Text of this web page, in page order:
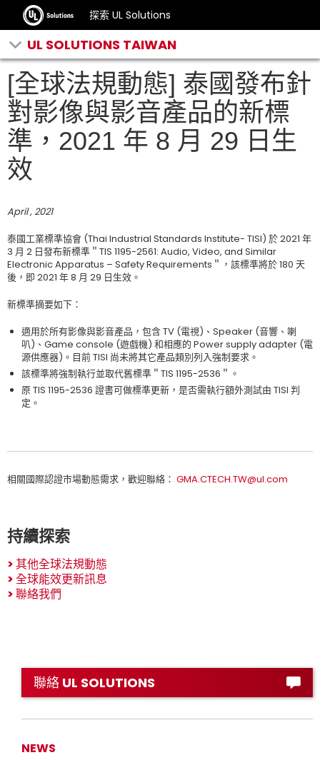
探索 UL Solutions
UL SOLUTIONS TAIWAN
[全球法規動態] 泰國發布針
對影像與影音產品的新標
準，2021 年 8 月 29 日生
效
April , 2021
泰國工業標準協會 (Thai Industrial Standards Institute- TISI) 於 2021 年
3 月 2 日發布新標準＂TIS 1195-2561: Audio, Video, and Similar
Electronic Apparatus – Safety Requirements＂，該標準將於 180 天
後，即 2021 年 8 月 29 日生效。
新標準摘要如下：
適用於所有影像與影音產品，包含 TV (電視)、Speaker (音響、喇
叭)、Game console (遊戲機) 和相應的 Power supply adapter (電
源供應器)。目前 TISI 尚未將其它產品類別列入強制要求。
該標準將強制執行並取代舊標準＂TIS 1195-2536＂。
原 TIS 1195-2536 證書可做標準更新，是否需執行額外測試由 TISI 判
定。
相關國際認證市場動態需求，歡迎聯絡： GMA.CTECH.TW@ul.com
持續探索
>其他全球法規動態
>全球能效更新訊息
>聯絡我們
聯絡 UL SOLUTIONS
NEWS